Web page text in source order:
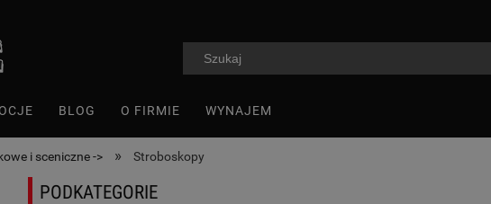
BLOG O FIRMIE WYNAJEM
i sceniczne -> » Stroboskopy
PODKATEGORIE